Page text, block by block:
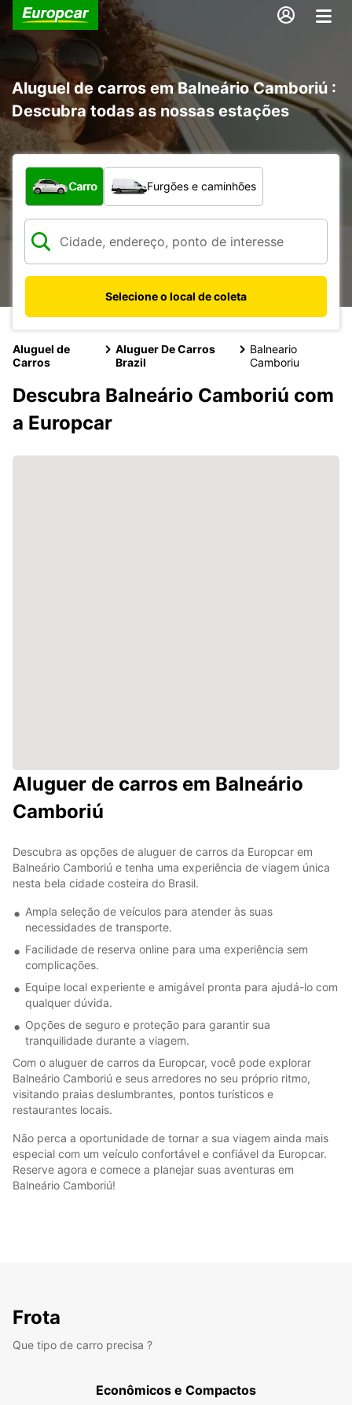
Aluguel de carros em Balneário Camboriú :
Descubra todas as nossas estações
Qual tipo de veículo?
Carro Furgões e caminhões
Selecione o local de coleta
Aluguel de
Carros
Aluguer De Carros
Brazil
Balneario
Camboriu
Descubra Balneário Camboriú com
a Europcar
Aluguer de carros em Balneário
Camboriú
Descubra as opções de aluguer de carros da Europcar em
Balneário Camboriú e tenha uma experiência de viagem única
nesta bela cidade costeira do Brasil.
Ampla seleção de veículos para atender às suas
necessidades de transporte.
Facilidade de reserva online para uma experiência sem
complicações.
Equipe local experiente e amigável pronta para ajudá-lo com
qualquer dúvida.
Opções de seguro e proteção para garantir sua
tranquilidade durante a viagem.
Com o aluguer de carros da Europcar, você pode explorar
Balneário Camboriú e seus arredores no seu próprio ritmo,
visitando praias deslumbrantes, pontos turísticos e
restaurantes locais.
Não perca a oportunidade de tornar a sua viagem ainda mais
especial com um veículo confortável e confiável da Europcar.
Reserve agora e comece a planejar suas aventuras em
Balneário Camboriú!
Frota
Que tipo de carro precisa ?
Econômicos e Compactos